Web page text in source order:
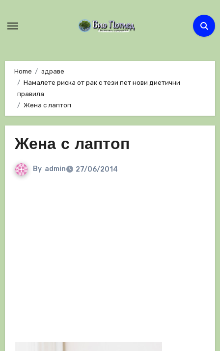
Home
здраве
Намалете риска от рак с тези пет нови диетични
правила
Жена с лаптоп
Жена с лаптоп
By admin 27/06/2014